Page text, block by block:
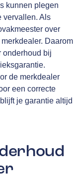
kunnen plegen
vervallen. Als
over
Daarom
onderhoud bij
de merkdealer
een correcte
je garantie altijd